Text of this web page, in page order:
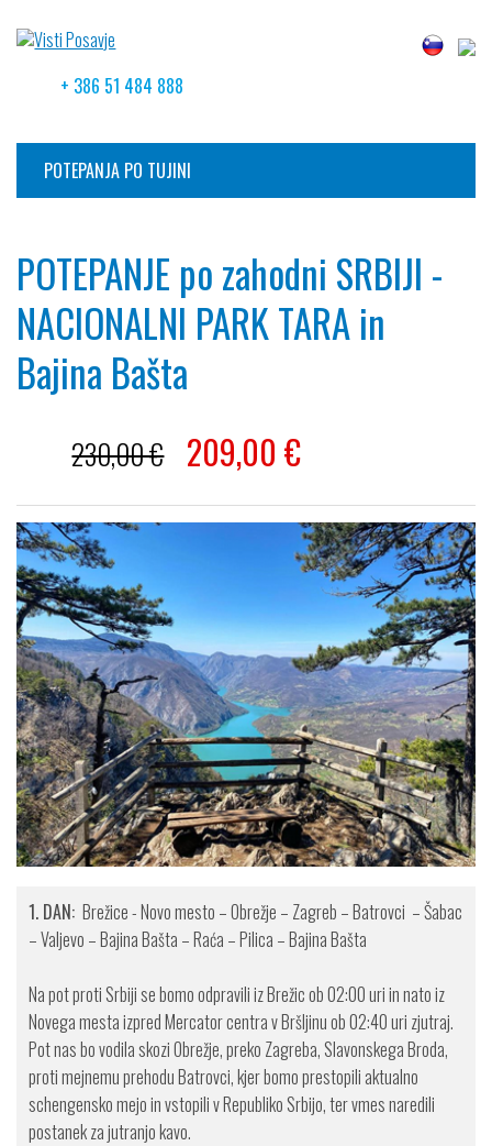
+ 386 51 484 888
POTEPANJA PO TUJINI
POTEPANJE po zahodni SRBIJI -
NACIONALNI PARK TARA in
Bajina Bašta
230,00 € 209,00 €
1. DAN: Brežice - Novo mesto – Obrežje – Zagreb – Batrovci – Šabac
– Valjevo – Bajina Bašta – Raća – Pilica – Bajina Bašta
Na pot proti Srbiji se bomo odpravili iz Brežic ob 02:00 uri in nato iz
Novega mesta izpred Mercator centra v Bršljinu ob 02:40 uri zjutraj.
Pot nas bo vodila skozi Obrežje, preko Zagreba, Slavonskega Broda,
proti mejnemu prehodu Batrovci, kjer bomo prestopili aktualno
schengensko mejo in vstopili v Republiko Srbijo, ter vmes naredili
postanek za jutranjo kavo.